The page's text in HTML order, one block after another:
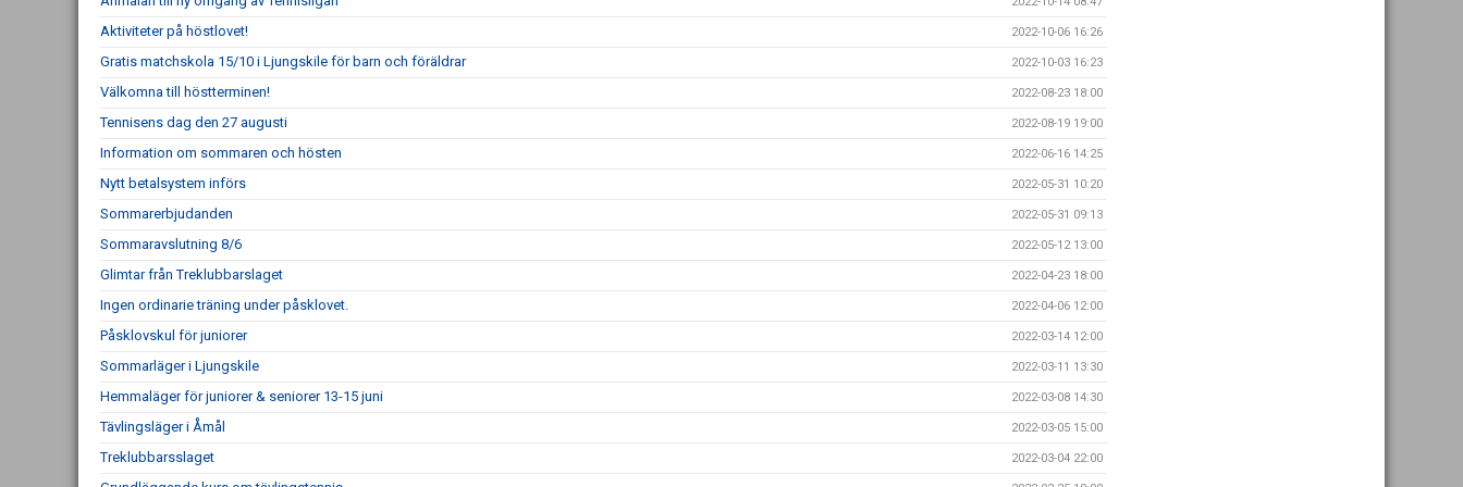
Aktiviteter på höstlovet! 2022-10-06 16:26
Gratis matchskola 15/10 i Ljungskile för barn och föräldrar 2022-10-03 16:23
Välkomna till höstterminen! 2022-08-23 18:00
Tennisens dag den 27 augusti 2022-08-19 19:00
Information om sommaren och hösten 2022-06-16 14:25
Nytt betalsystem införs 2022-05-31 10:20
Sommarerbjudanden 2022-05-31 09:13
Sommaravslutning 8/6 2022-05-12 13:00
Glimtar från Treklubbarslaget 2022-04-23 18:00
Ingen ordinarie träning under påsklovet. 2022-04-06 12:00
Påsklovskul för juniorer 2022-03-14 12:00
Sommarläger i Ljungskile 2022-03-11 13:30
Hemmaläger för juniorer & seniorer 13-15 juni 2022-03-08 14:30
Tävlingsläger i Åmål 2022-03-05 15:00
Treklubbarsslaget 2022-03-04 22:00